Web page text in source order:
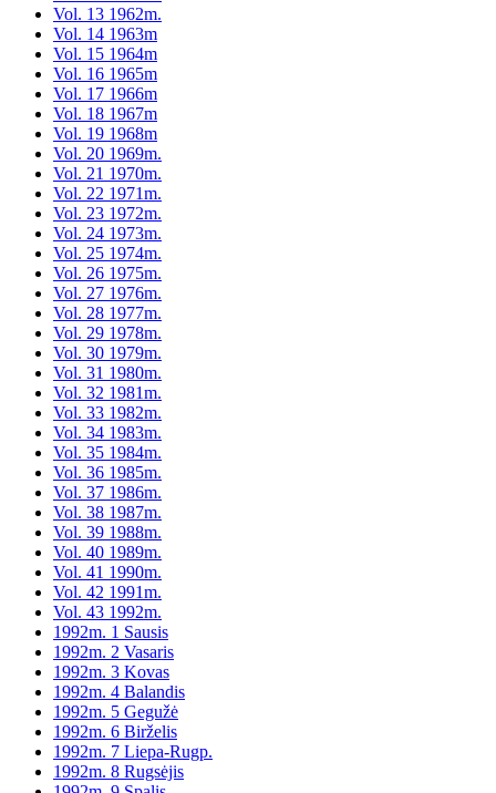
Vol. 13 1962m.
Vol. 14 1963m
Vol. 15 1964m
Vol. 16 1965m
Vol. 17 1966m
Vol. 18 1967m
Vol. 19 1968m
Vol. 20 1969m.
Vol. 21 1970m.
Vol. 22 1971m.
Vol. 23 1972m.
Vol. 24 1973m.
Vol. 25 1974m.
Vol. 26 1975m.
Vol. 27 1976m.
Vol. 28 1977m.
Vol. 29 1978m.
Vol. 30 1979m.
Vol. 31 1980m.
Vol. 32 1981m.
Vol. 33 1982m.
Vol. 34 1983m.
Vol. 35 1984m.
Vol. 36 1985m.
Vol. 37 1986m.
Vol. 38 1987m.
Vol. 39 1988m.
Vol. 40 1989m.
Vol. 41 1990m.
Vol. 42 1991m.
Vol. 43 1992m.
1992m. 1 Sausis
1992m. 2 Vasaris
1992m. 3 Kovas
1992m. 4 Balandis
1992m. 5 Gegužė
1992m. 6 Birželis
1992m. 7 Liepa-Rugp.
1992m. 8 Rugsėjis